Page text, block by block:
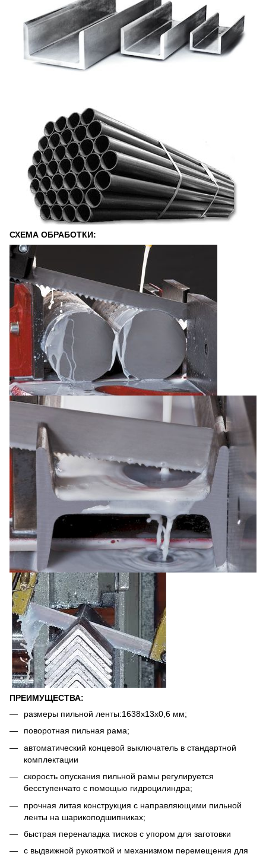
СХЕМА ОБРАБОТКИ:
ПРЕИМУЩЕСТВА:
размеры пильной ленты:1638x13x0,6 мм;
поворотная пильная рама;
автоматический концевой выключатель в стандартной
комплектации
скорость опускания пильной рамы регулируется
бесступенчато с помощью гидроцилиндра;
прочная литая конструкция с направляющими пильной
ленты на шарикоподшипниках;
быстрая переналадка тисков с упором для заготовки
с выдвижной рукояткой и механизмом перемещения для